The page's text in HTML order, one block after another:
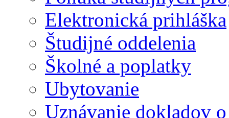
Elektronická prihláška
Študijné oddelenia
Školné a poplatky
Ubytovanie
Uznávanie dokladov